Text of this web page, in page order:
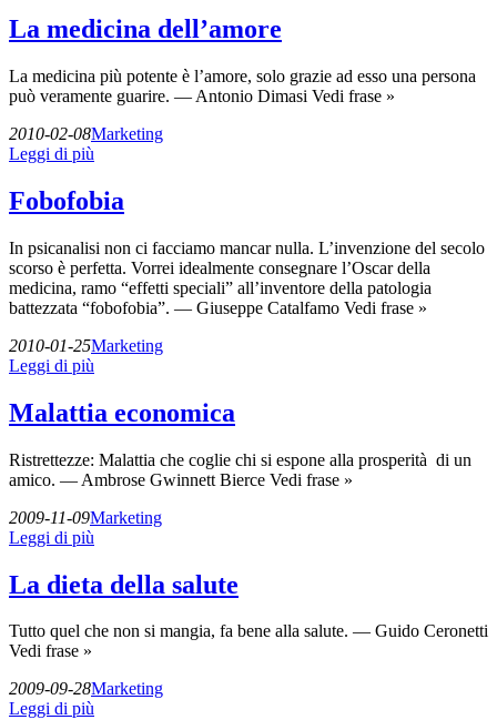
La medicina dell’amore
La medicina più potente è l’amore, solo grazie ad esso una persona
può veramente guarire. — Antonio Dimasi Vedi frase »
2010-02-08Marketing
Leggi di più
Fobofobia
In psicanalisi non ci facciamo mancar nulla. L’invenzione del secolo
scorso è perfetta. Vorrei idealmente consegnare l’Oscar della
medicina, ramo “effetti speciali” all’inventore della patologia
battezzata “fobofobia”. — Giuseppe Catalfamo Vedi frase »
2010-01-25Marketing
Leggi di più
Malattia economica
Ristrettezze: Malattia che coglie chi si espone alla prosperità di un
amico. — Ambrose Gwinnett Bierce Vedi frase »
2009-11-09Marketing
Leggi di più
La dieta della salute
Tutto quel che non si mangia, fa bene alla salute. — Guido Ceronetti
Vedi frase »
2009-09-28Marketing
Leggi di più